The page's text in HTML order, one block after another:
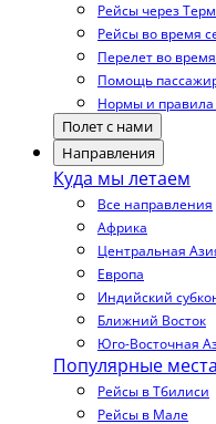
Рейсы через
Рейсы во время
Перелет во
Помощь
Нормы и правила
Полет с нами
Направления
Куда мы летаем
Все направления
Африка
Центральная
Европа
Индийский
Ближний Восток
Юго-Восточная
Популярные
Рейсы в Тбилиси
Рейсы в Мале